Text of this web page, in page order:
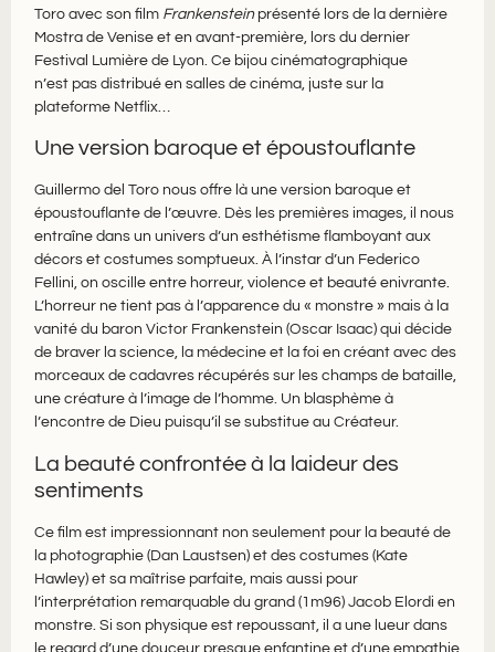
Toro avec son film Frankensteinprésenté lors de la dernière
Mostra de Venise et en avant-première, lors du dernier
Festival Lumière de Lyon. Ce bijou cinématographique
n’est pas distribué en salles de cinéma, juste sur la
plateforme Netflix…
Une version baroque et époustouflante
Guillermo del Toro nous offre là une version baroque et
époustouflante de l’œuvre. Dès les premières images, il nous
entraîne dans un univers d’un esthétisme flamboyant aux
décors et costumes somptueux. À l’instar d’un Federico
Fellini, on oscille entre horreur, violence et beauté enivrante.
L’horreur ne tient pas à l’apparence du « monstre » mais à la
vanité du baron Victor Frankenstein (Oscar Isaac) qui décide
de braver la science, la médecine et la foi en créant avec des
morceaux de cadavres récupérés sur les champs de bataille,
une créature à l’image de l’homme. Un blasphème à
l’encontre de Dieu puisqu’il se substitue au Créateur.
La beauté confrontée à la laideur des
sentiments
Ce film est impressionnant non seulement pour la beauté de
la photographie (Dan Laustsen) et des costumes (Kate
Hawley) et sa maîtrise parfaite, mais aussi pour
l’interprétation remarquable du grand (1m96) Jacob Elordi en
monstre. Si son physique est repoussant, il a une lueur dans
le regard d’une douceur presque enfantine et d’une empathie